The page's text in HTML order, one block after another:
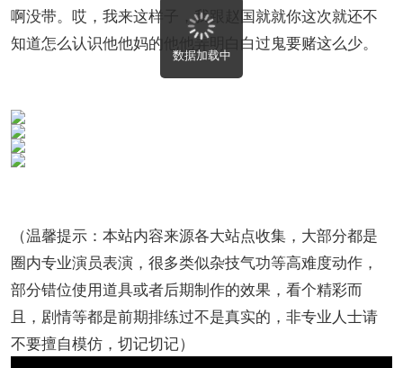
数据加载中
啊没带。哎，我来这样子，我跟赵国就就你这次就还不
知道怎么认识他他妈的他他弄明白白过鬼要赌这么少。
（温馨提示：本站内容来源各大站点收集，大部分都是
圈内专业演员表演，很多类似杂技气功等高难度动作，
部分错位使用道具或者后期制作的效果，看个精彩而
且，剧情等都是前期排练过不是真实的，非专业人士请
不要擅自模仿，切记切记）